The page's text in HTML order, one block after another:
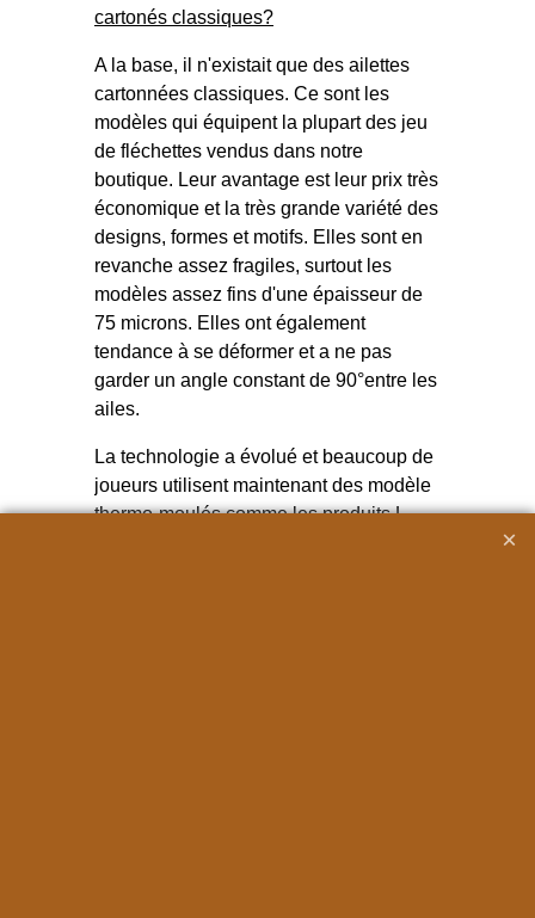
cartonés classiques?
A la base, il n'existait que des ailettes
cartonnées classiques. Ce sont les
modèles qui équipent la plupart des jeu
de fléchettes vendus dans notre
boutique. Leur avantage est leur prix très
économique et la très grande variété des
designs, formes et motifs. Elles sont en
revanche assez fragiles, surtout les
modèles assez fins d'une épaisseur de
75 microns. Elles ont également
tendance à se déformer et a ne pas
garder un angle constant de 90°entre les
ailes.
La technologie a évolué et beaucoup de
joueurs utilisent maintenant des modèle
thermo-moulés comme les produits L-